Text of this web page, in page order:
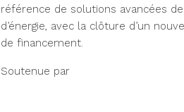
référence de solutions avancées
d’énergie, avec la clôture d’un
de financement.
Soutenue par